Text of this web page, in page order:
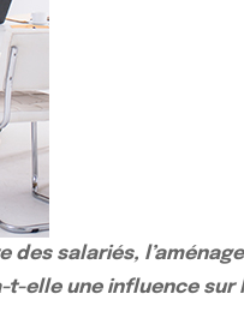
salariés,
t-elle une influence